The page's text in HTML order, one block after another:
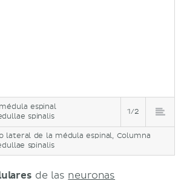
espinal
spinalis
1/2
lateral de la médula espinal, Columna
spinalis
de las neuronas